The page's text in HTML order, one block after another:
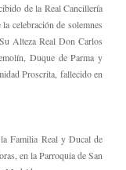
de la Real Cancillería
celebración de solemnes
Alteza Real Don Carlos
Duque de Parma y
Proscrita, fallecido en
Familia Real y Ducal de
en la Parroquia de San